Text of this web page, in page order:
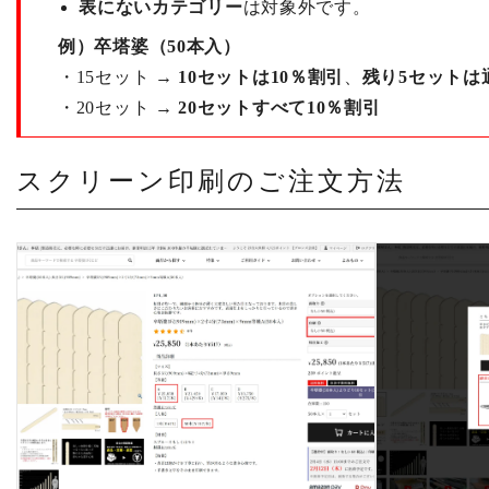
表にないカテゴリーは対象外です。
例）卒塔婆（50本入）
・15セット → 10セットは10％割引
残り5セットは
・20セット →20セットすべて10％割引
スクリーン印刷のご注文方法